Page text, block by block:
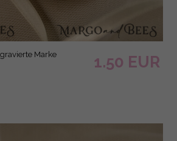
gravierte Marke
1.50 EUR